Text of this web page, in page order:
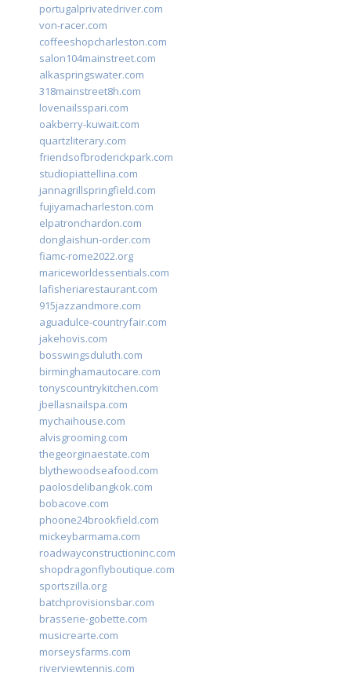
portugalprivatedriver.com
von-racer.com
coffeeshopcharleston.com
salon104mainstreet.com
alkaspringswater.com
318mainstreet8h.com
lovenailsspari.com
oakberry-kuwait.com
quartzliterary.com
friendsofbroderickpark.com
studiopiattellina.com
jannagrillspringfield.com
fujiyamacharleston.com
elpatronchardon.com
donglaishun-order.com
fiamc-rome2022.org
mariceworldessentials.com
lafisheriarestaurant.com
915jazzandmore.com
aguadulce-countryfair.com
jakehovis.com
bosswingsduluth.com
birminghamautocare.com
tonyscountrykitchen.com
jbellasnailspa.com
mychaihouse.com
alvisgrooming.com
thegeorginaestate.com
blythewoodseafood.com
paolosdelibangkok.com
bobacove.com
phoone24brookfield.com
mickeybarmama.com
roadwayconstructioninc.com
shopdragonflyboutique.com
sportszilla.org
batchprovisionsbar.com
brasserie-gobette.com
musicrearte.com
morseysfarms.com
riverviewtennis.com